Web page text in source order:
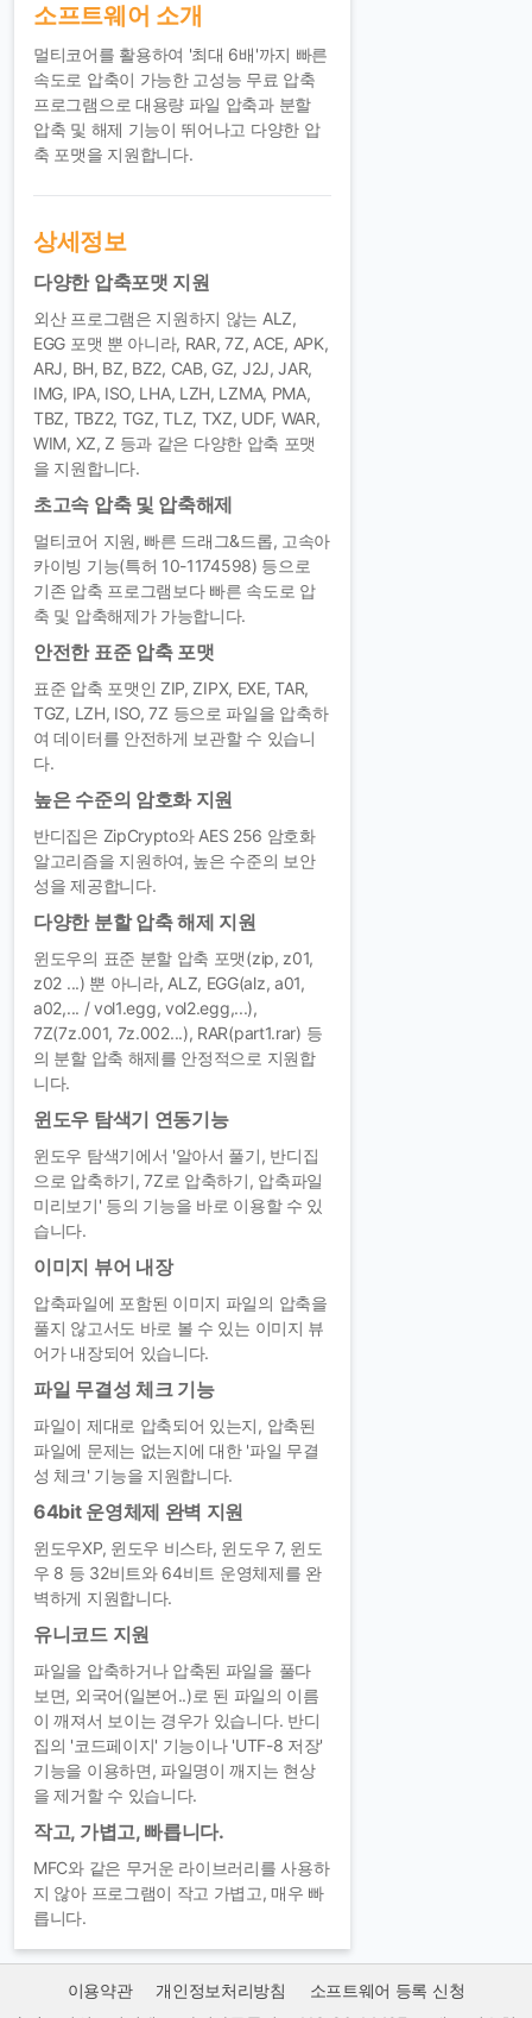
소프트웨어 소개
멀티코어를 활용하여 '최대 6배'까지 빠른
속도로 압축이 가능한 고성능 무료 압축
프로그램으로 대용량 파일 압축과 분할
압축 및 해제 기능이 뛰어나고 다양한 압
축 포맷을 지원합니다.
상세정보
다양한 압축포맷 지원
외산 프로그램은 지원하지 않는 ALZ,
EGG 포맷 뿐 아니라, RAR, 7Z, ACE, APK,
ARJ, BH, BZ, BZ2, CAB, GZ, J2J, JAR,
IMG, IPA, ISO, LHA, LZH, LZMA, PMA,
TBZ, TBZ2, TGZ, TLZ, TXZ, UDF, WAR,
WIM, XZ, Z 등과 같은 다양한 압축 포맷
을 지원합니다.
초고속 압축 및 압축해제
멀티코어 지원, 빠른 드래그&드롭, 고속아
카이빙 기능(특허 10-1174598) 등으로
기존 압축 프로그램보다 빠른 속도로 압
축 및 압축해제가 가능합니다.
안전한 표준 압축 포맷
표준 압축 포맷인 ZIP, ZIPX, EXE, TAR,
TGZ, LZH, ISO, 7Z 등으로 파일을 압축하
여 데이터를 안전하게 보관할 수 있습니
다.
높은 수준의 암호화 지원
반디집은 ZipCrypto와 AES 256 암호화
알고리즘을 지원하여, 높은 수준의 보안
성을 제공합니다.
다양한 분할 압축 해제 지원
윈도우의 표준 분할 압축 포맷(zip, z01,
z02 ...) 뿐 아니라, ALZ, EGG(alz, a01,
a02,... / vol1.egg, vol2.egg,...),
7Z(7z.001, 7z.002...), RAR(part1.rar) 등
의 분할 압축 해제를 안정적으로 지원합
니다.
윈도우 탐색기 연동기능
윈도우 탐색기에서 '알아서 풀기, 반디집
으로 압축하기, 7Z로 압축하기, 압축파일
미리보기' 등의 기능을 바로 이용할 수 있
습니다.
이미지 뷰어 내장
압축파일에 포함된 이미지 파일의 압축을
풀지 않고서도 바로 볼 수 있는 이미지 뷰
어가 내장되어 있습니다.
파일 무결성 체크 기능
파일이 제대로 압축되어 있는지, 압축된
파일에 문제는 없는지에 대한 '파일 무결
성 체크' 기능을 지원합니다.
64bit 운영체제 완벽 지원
윈도우XP, 윈도우 비스타, 윈도우 7, 윈도
우 8 등 32비트와 64비트 운영체제를 완
벽하게 지원합니다.
유니코드 지원
파일을 압축하거나 압축된 파일을 풀다
보면, 외국어(일본어..)로 된 파일의 이름
이 깨져서 보이는 경우가 있습니다. 반디
집의 '코드페이지' 기능이나 'UTF-8 저장'
기능을 이용하면, 파일명이 깨지는 현상
을 제거할 수 있습니다.
작고, 가볍고, 빠릅니다.
MFC와 같은 무거운 라이브러리를 사용하
지 않아 프로그램이 작고 가볍고, 매우 빠
릅니다.
이용약관 개인정보처리방침
소프트웨어 등록 신청